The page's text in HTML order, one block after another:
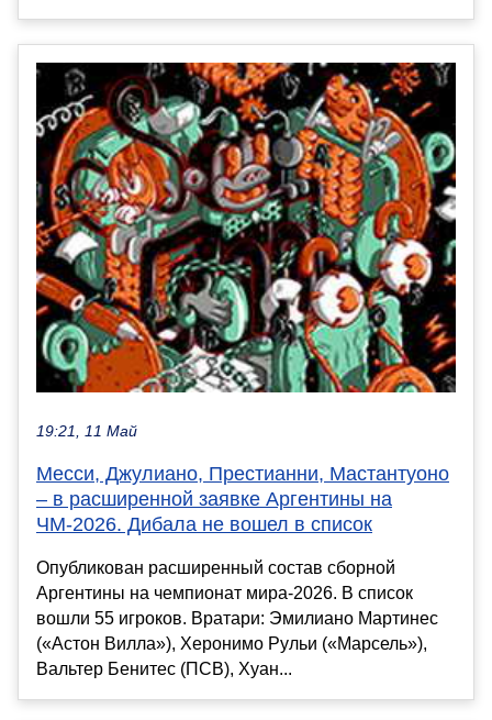
19:21, 11 Май
Месси, Джулиано, Престианни, Мастантуоно
– в расширенной заявке Аргентины на
ЧМ-2026. Дибала не вошел в список
Опубликован расширенный состав сборной
Аргентины на чемпионат мира-2026. В список
вошли 55 игроков. Вратари: Эмилиано Мартинес
(«Астон Вилла»), Херонимо Рульи («Марсель»),
Вальтер Бенитес (ПСВ), Хуан...